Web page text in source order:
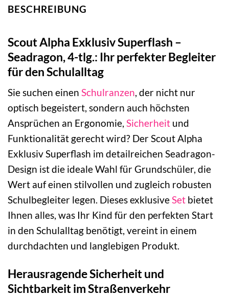
BESCHREIBUNG
Scout Alpha Exklusiv Superflash –
Seadragon, 4-tlg.: Ihr perfekter Begleiter
für den Schulalltag
Sie suchen einen Schulranzen, der nicht nur
optisch begeistert, sondern auch höchsten
Ansprüchen an Ergonomie, Sicherheit und
Funktionalität gerecht wird? Der Scout Alpha
Exklusiv Superflash im detailreichen Seadragon-
Design ist die ideale Wahl für Grundschüler, die
Wert auf einen stilvollen und zugleich robusten
Schulbegleiter legen. Dieses exklusiveSet bietet
Ihnen alles, was Ihr Kind für den perfekten Start
in den Schulalltag benötigt, vereint in einem
durchdachten und langlebigen Produkt.
Herausragende Sicherheit und
Sichtbarkeit im Straßenverkehr